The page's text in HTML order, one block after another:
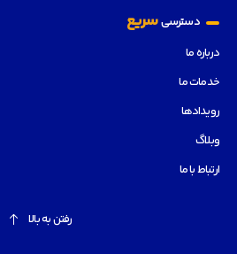
دسترسیسریع
درباره ما
خدمات ما
رویدادها
وبلاگ
ارتباط با ما
رفتن به بالا